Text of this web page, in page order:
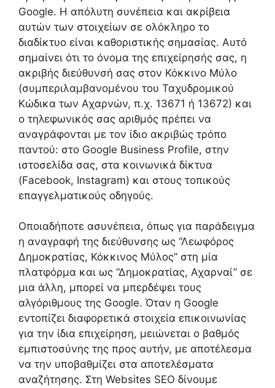
Google. Η απόλυτη συνέπεια και ακρίβεια
αυτών των στοιχείων σε ολόκληρο το
διαδίκτυο είναι καθοριστικής σημασίας. Αυτό
σημαίνει ότι το όνομα της επιχείρησής σας, η
ακριβής διεύθυνσή σας στον Κόκκινο Μύλο
(συμπεριλαμβανομένου του Ταχυδρομικού
Κώδικα των Αχαρνών, π.χ. 13671 ή 13672) και
ο τηλεφωνικός σας αριθμός πρέπει να
αναγράφονται με τον ίδιο ακριβώς τρόπο
παντού: στο Google Business Profile, στην
ιστοσελίδα σας, στα κοινωνικά δίκτυα
(Facebook, Instagram) και στους τοπικούς
επαγγελματικούς οδηγούς.
Οποιαδήποτε ασυνέπεια, όπως για παράδειγμα
η αναγραφή της διεύθυνσης ως “Λεωφόρος
Δημοκρατίας, Κόκκινος Μύλος” στη μία
πλατφόρμα και ως “Δημοκρατίας, Αχαρναί” σε
μια άλλη, μπορεί να μπερδέψει τους
αλγόριθμους της Google. Όταν η Google
εντοπίζει διαφορετικά στοιχεία επικοινωνίας
για την ίδια επιχείρηση, μειώνεται ο βαθμός
εμπιστοσύνης της προς αυτήν, με αποτέλεσμα
να την υποβαθμίζει στα αποτελέσματα
αναζήτησης. Στη Websites SEO δίνουμε